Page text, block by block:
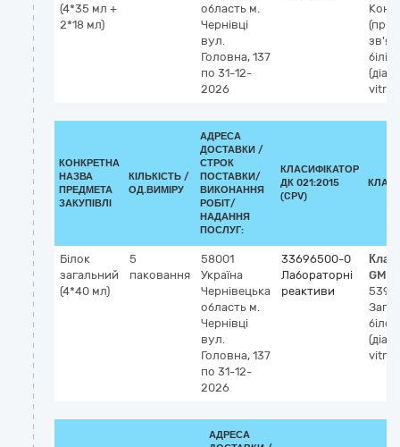
(4*35 мл +
2*18 мл)
область м.
Чернівці
вул.
Головна, 137
по 31-12-
2026
КОНКРЕТНА
НАЗВА
ПРЕДМЕТА
ЗАКУПІВЛІ
КІЛЬКІСТЬ /
ОД.ВИМІРУ
АДРЕСА
ДОСТАВКИ /
СТРОК
ПОСТАВКИ/
ВИКОНАННЯ
РОБІТ/
НАДАННЯ
ПОСЛУГ:
КЛАСИФІКАТОР
ДК 021:2015
(CPV)
Білок
загальний
(4*40 мл)
5
паковання
58001
Україна
Чернівецька
область м.
Чернівці
вул.
Головна, 137
по 31-12-
2026
33696500-0
Лабораторні
реактиви
АДРЕСА